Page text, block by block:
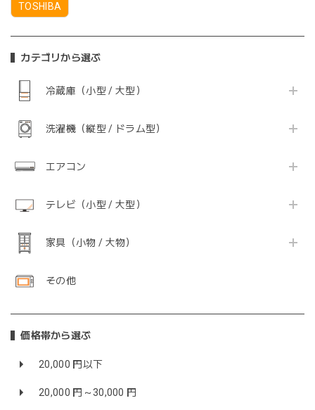
TOSHIBA
カテゴリから選ぶ
冷蔵庫（小型 / 大型）
洗濯機（縦型 / ドラム型）
エアコン
テレビ（小型 / 大型）
家具（小物 / 大物）
その他
価格帯から選ぶ
20,000 円以下
20,000 円～30,000 円